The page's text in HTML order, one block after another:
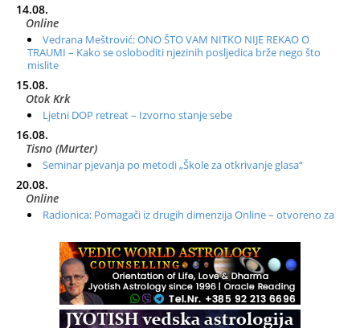
14.08.
Online
Vedrana Meštrović: ONO ŠTO VAM NITKO NIJE REKAO O
TRAUMI – Kako se osloboditi njezinih posljedica brže nego što
mislite
15.08.
Otok Krk
Ljetni DOP retreat – Izvorno stanje sebe
16.08.
Tisno (Murter)
Seminar pjevanja po metodi „Škole za otkrivanje glasa“
20.08.
Online
Radionica: Pomagači iz drugih dimenzija Online – otvoreno za
Zagreb+Online
Osnovni ThetaHealing® tečaj, Zagreb i Online